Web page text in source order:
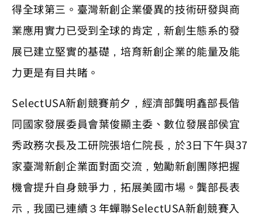
得全球第三。臺灣新創企業優異的技術研發與商
業應用實力已受到全球的肯定，新創生態系的發
展已建立堅實的基礎，培育新創企業的能量及能
力更是有目共睹。
SelectUSA新創競賽前夕，經濟部龔明鑫部長偕
同國家發展委員會葉俊顯主委、數位發展部侯宜
秀政務次長及工研院張培仁院長，於3日下午與37
家臺灣新創企業面對面交流，勉勵新創團隊把握
機會提升自身競爭力，拓展美國市場。龔部長表
示，我國已連續３年蟬聯SelectUSA新創競賽入